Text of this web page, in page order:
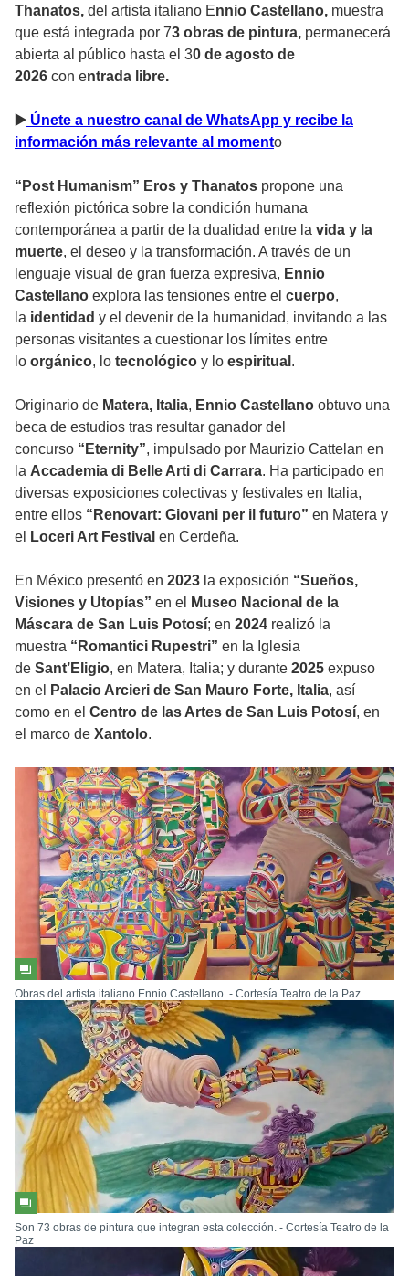
Thanatos, del artista italiano Ennio Castellano, muestra
que está integrada por 73 obras de pintura, permanecerá
abierta al público hasta el 30 de agosto de
2026 con entrada libre.
▶ ️ Únete a nuestro canal de WhatsApp y recibe la
información más relevante al momento
“Post Humanism” Eros y Thanatos propone una
reflexión pictórica sobre la condición humana
contemporánea a partir de la dualidad entre la vida y la
muerte, el deseo y la transformación. A través de un
lenguaje visual de gran fuerza expresiva, Ennio
Castellano explora las tensiones entre el cuerpo,
la identidad y el devenir de la humanidad, invitando a las
personas visitantes a cuestionar los límites entre
lo orgánico, lo tecnológico y lo espiritual .
Originario de Matera, Italia, Ennio Castellano obtuvo una
beca de estudios tras resultar ganador del
concurso “Eternity”, impulsado por Maurizio Cattelan en
la Accademia di Belle Arti di Carrara. Ha participado en
diversas exposiciones colectivas y festivales en Italia,
entre ellos “Renovart: Giovani per il futuro” en Matera y
el
Loceri Art Festival en Cerdeña.
En México presentó en 2023 la exposición “Sueños,
Visiones y Utopías” en el
Museo Nacional de la
Máscara de San Luis Potosí; en 2024 realizó la
muestra “Romantici Rupestri” en la Iglesia
de Sant’Eligio, en Matera, Italia; y durante 2025 expuso
en el
Palacio Arcieri de San Mauro Forte, Italia, así
como en el Centro de las Artes de San Luis Potosí, en
el marco de Xantolo.
Obras del artista italiano Ennio Castellano. - Cortesía Teatro de la Paz
Son 73 obras de pintura que integran esta colección. - Cortesía Teatro de la
Paz